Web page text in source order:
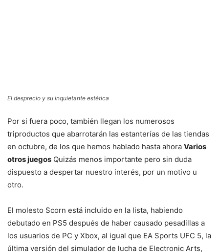
El desprecio y su inquietante estética
Por si fuera poco, también llegan los numerosos
triproductos que abarrotarán las estanterías de las tiendas
en octubre, de los que hemos hablado hasta ahora Varios
otros juegos Quizás menos importante pero sin duda
dispuesto a despertar nuestro interés, por un motivo u
otro.
El molesto Scorn está incluido en la lista, habiendo
debutado en PS5 después de haber causado pesadillas a
los usuarios de PC y Xbox, al igual que EA Sports UFC 5, la
última versión del simulador de lucha de Electronic Arts,